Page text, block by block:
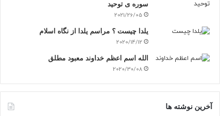
سوره ی توحید
2021/26/05
یلدا چیست ؟ مراسم یلدا از نگاه اسلام
2020/14/12
الله اسم اعظم خداوند معبود مطلق
2020/30/08
آخرین نوشته ها